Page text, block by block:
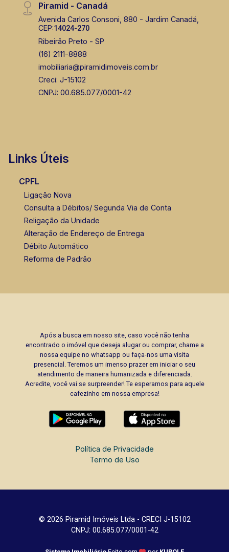
Piramid - Canadá
Avenida Carlos Consoni, 880 - Jardim Canadá,
CEP:14024-270
Ribeirão Preto - SP
(16) 2111-8888
imobiliaria@piramidimoveis.com.br
Creci: J-15102
CNPJ: 00.685.077/0001-42
Links Úteis
CPFL
Ligação Nova
Consulta a Débitos/ Segunda Via de Conta
Religação da Unidade
Alteração de Endereço de Entrega
Débito Automático
Reforma de Padrão
Após a busca em nosso site, caso você não tenha
encontrado o imóvel que deseja alugar ou comprar, chame a
nossa equipe no whatsapp ou faça-nos uma visita
presencial. Teremos um imenso prazer em iniciar o seu
atendimento de maneira humanizada e diferenciada.
Acredite, você vai se surpreender! Te esperamos para aquele
cafezinho em nossa empresa!
Política de Privacidade
Termo de Uso
© 2026 Piramid Imóveis Ltda - CRECI J-15102
CNPJ: 00.685.077/0001-42